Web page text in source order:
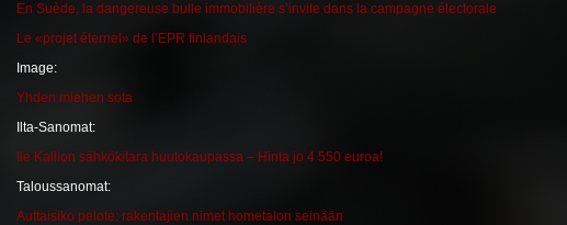
En Suède, la dangereuse bulle immobilière s’invite dans la campagne électorale
Le «projet éternel» de l’EPR finlandais
Image:
Yhden miehen sota
Ilta-Sanomat:
Ile Kallion sähkökitara huutokaupassa – Hinta jo 4 550 euroa!
Taloussanomat:
Auttaisiko pelote: rakentajien nimet hometalon seinään